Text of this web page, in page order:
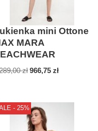
mini Ottone
MARA
zł 966,75zł
- 25%